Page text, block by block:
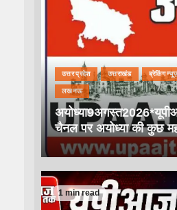
उत्तर प्रदेश उत्तराखंड ब्रेकिंग
लखनऊ
चैनल पर अयोध्या की कुछ
1 min read